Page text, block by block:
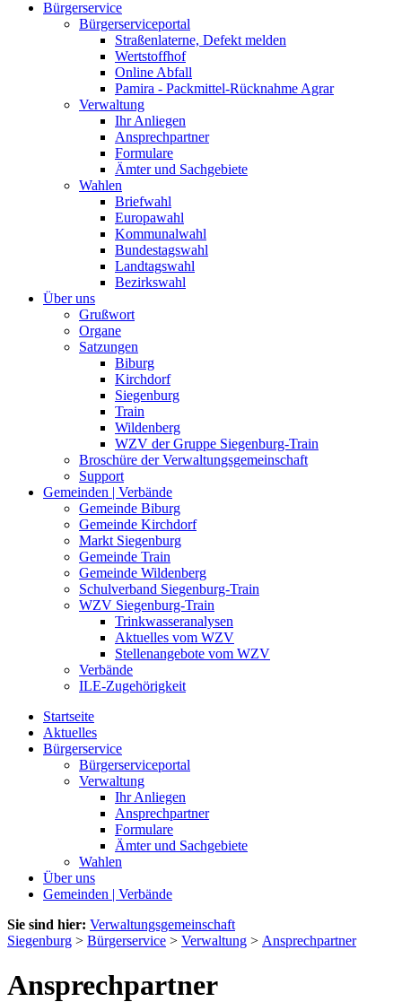
Bürgerservice
Bürgerserviceportal
Straßenlaterne, Defekt melden
Wertstoffhof
Online Abfall
Pamira - Packmittel-Rücknahme Agrar
Verwaltung
Ihr Anliegen
Ansprechpartner
Formulare
Ämter und Sachgebiete
Wahlen
Briefwahl
Europawahl
Kommunalwahl
Bundestagswahl
Landtagswahl
Bezirkswahl
Über uns
Grußwort
Organe
Satzungen
Biburg
Kirchdorf
Siegenburg
Train
Wildenberg
WZV der Gruppe Siegenburg-Train
Broschüre der Verwaltungsgemeinschaft
Support
Gemeinden | Verbände
Gemeinde Biburg
Gemeinde Kirchdorf
Markt Siegenburg
Gemeinde Train
Gemeinde Wildenberg
Schulverband Siegenburg-Train
WZV Siegenburg-Train
Trinkwasseranalysen
Aktuelles vom WZV
Stellenangebote vom WZV
Verbände
ILE-Zugehörigkeit
Startseite
Aktuelles
Bürgerservice
Bürgerserviceportal
Verwaltung
Ihr Anliegen
Ansprechpartner
Formulare
Ämter und Sachgebiete
Wahlen
Über uns
Gemeinden | Verbände
Sie sind hier: Verwaltungsgemeinschaft
Siegenburg > Bürgerservice > Verwaltung > Ansprechpartner
Ansprechpartner